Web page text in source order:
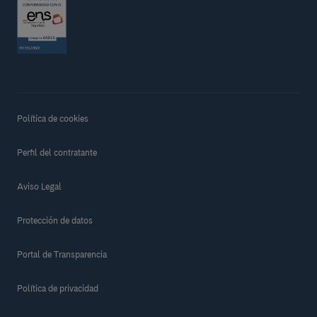
Política de cookies
Perfil del contratante
Aviso Legal
Protección de datos
Portal de Transparencia
Política de privacidad